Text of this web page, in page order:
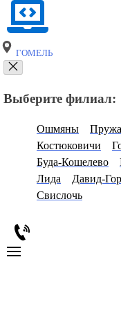
ГОМЕЛЬ
Выберите филиал:
Ошмяны
Костюковичи
Буда-Кошелево
Лида
Давид-
Свислочь